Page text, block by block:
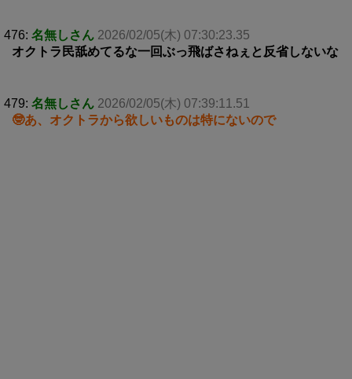
476: 名無しさん 2026/02/05(木) 07:30:23.35
オクトラ民舐めてるな一回ぶっ飛ばさねぇと反省しないな
479: 名無しさん 2026/02/05(木) 07:39:11.51
🤓あ、オクトラから欲しいものは特にないので